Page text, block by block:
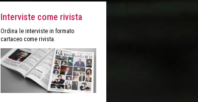
Interviste come rivista
Ordina le interviste in formato
cartaceo come rivista.